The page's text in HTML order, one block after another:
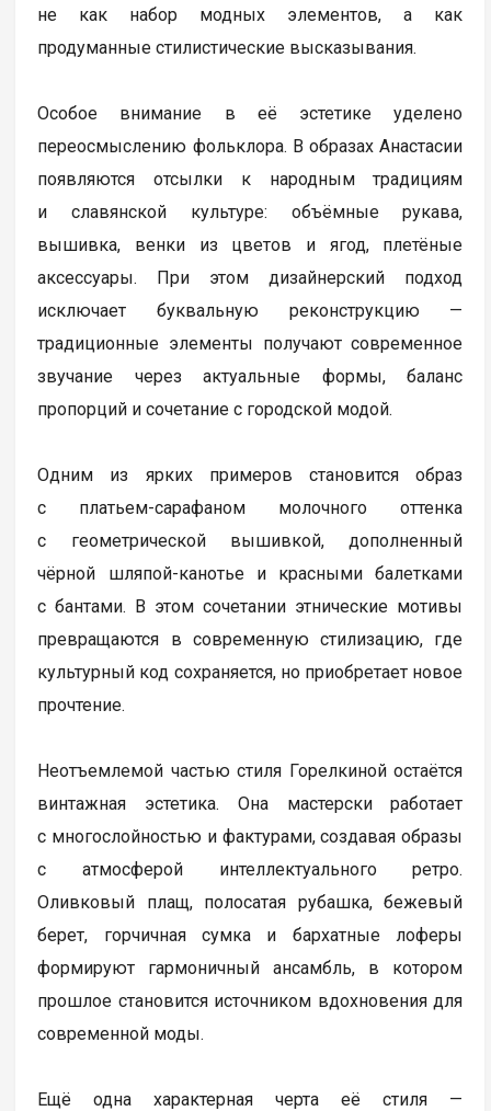
не как набор модных элементов, а как
продуманные стилистические высказывания.
Особое внимание в её эстетике уделено
переосмыслению фольклора. В образах Анастасии
появляются отсылки к народным традициям
и славянской культуре: объёмные рукава,
вышивка, венки из цветов и ягод, плетёные
аксессуары. При этом дизайнерский подход
исключает буквальную реконструкцию —
традиционные элементы получают современное
звучание через актуальные формы, баланс
пропорций и сочетание с городской модой.
Одним из ярких примеров становится образ
с платьем-сарафаном молочного оттенка
с геометрической вышивкой, дополненный
чёрной шляпой-канотье и красными балетками
с бантами. В этом сочетании этнические мотивы
превращаются в современную стилизацию, где
культурный код сохраняется, но приобретает новое
прочтение.
Неотъемлемой частью стиля Горелкиной остаётся
винтажная эстетика. Она мастерски работает
с многослойностью и фактурами, создавая образы
с атмосферой интеллектуального ретро.
Оливковый плащ, полосатая рубашка, бежевый
берет, горчичная сумка и бархатные лоферы
формируют гармоничный ансамбль, в котором
прошлое становится источником вдохновения для
современной моды.
Ещё одна характерная черта её стиля —